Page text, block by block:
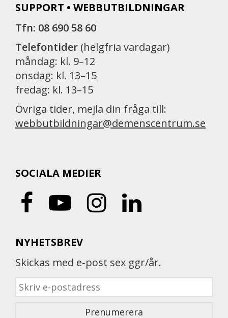
SUPPORT • WEBBUTBILDNINGAR
Tfn: 08 690 58 60
Telefontider (helgfria vardagar)
måndag: kl. 9–12
onsdag: kl. 13–15
fredag: kl. 13–15
Övriga tider, mejla din fråga till:
webbutbildningar@demenscentrum.se
SOCIALA MEDIER
NYHETSBREV
Skickas med e-post sex ggr/år.